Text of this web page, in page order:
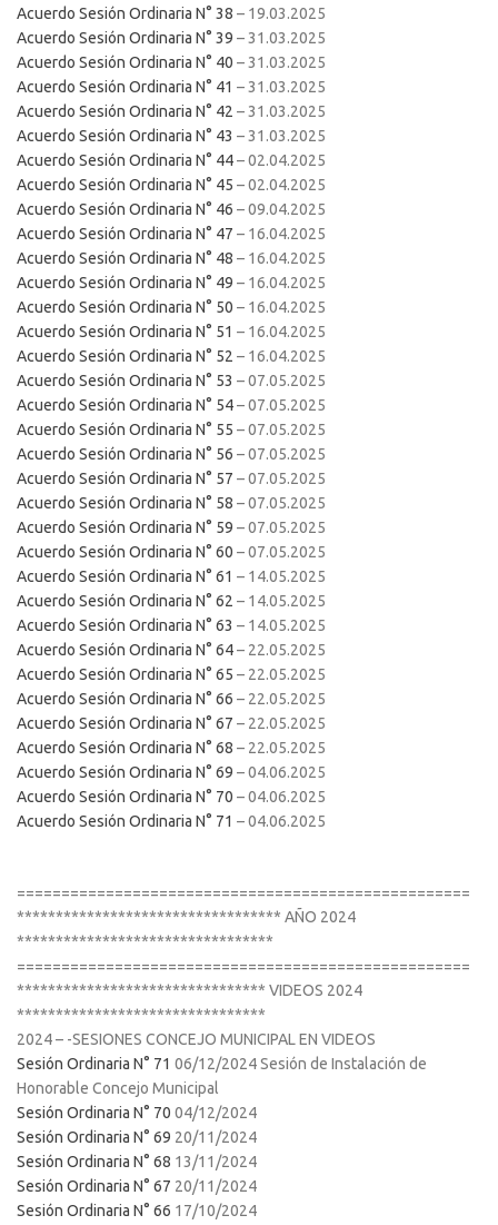
Acuerdo Sesión Ordinaria N° 38 – 19.03.2025
Acuerdo Sesión Ordinaria N° 39 – 31.03.2025
Acuerdo Sesión Ordinaria N° 40 – 31.03.2025
Acuerdo Sesión Ordinaria N° 41 – 31.03.2025
Acuerdo Sesión Ordinaria N° 42 – 31.03.2025
Acuerdo Sesión Ordinaria N° 43 – 31.03.2025
Acuerdo Sesión Ordinaria N° 44– 02.04.2025
Acuerdo Sesión Ordinaria N° 45 – 02.04.2025
Acuerdo Sesión Ordinaria N° 46 – 09.04.2025
Acuerdo Sesión Ordinaria N° 47 – 16.04.2025
Acuerdo Sesión Ordinaria N° 48 – 16.04.2025
Acuerdo Sesión Ordinaria N° 49 – 16.04.2025
Acuerdo Sesión Ordinaria N° 50 – 16.04.2025
Acuerdo Sesión Ordinaria N° 51 – 16.04.2025
Acuerdo Sesión Ordinaria N° 52 – 16.04.2025
Acuerdo Sesión Ordinaria N° 53 – 07.05.2025
Acuerdo Sesión Ordinaria N° 54– 07.05.2025
Acuerdo Sesión Ordinaria N° 55 – 07.05.2025
Acuerdo Sesión Ordinaria N° 56 – 07.05.2025
Acuerdo Sesión Ordinaria N° 57 – 07.05.2025
Acuerdo Sesión Ordinaria N° 58 – 07.05.2025
Acuerdo Sesión Ordinaria N° 59 – 07.05.2025
Acuerdo Sesión Ordinaria N° 60 – 07.05.2025
Acuerdo Sesión Ordinaria N° 61 – 14.05.2025
Acuerdo Sesión Ordinaria N° 62 – 14.05.2025
Acuerdo Sesión Ordinaria N° 63 – 14.05.2025
Acuerdo Sesión Ordinaria N° 64– 22.05.2025
Acuerdo Sesión Ordinaria N° 65 – 22.05.2025
Acuerdo Sesión Ordinaria N° 66 – 22.05.2025
Acuerdo Sesión Ordinaria N° 67 – 22.05.2025
Acuerdo Sesión Ordinaria N° 68 – 22.05.2025
Acuerdo Sesión Ordinaria N° 69 – 04.06.2025
Acuerdo Sesión Ordinaria N° 70 – 04.06.2025
Acuerdo Sesión Ordinaria N° 71 – 04.06.2025
===================================================
********************************** AÑO 2024
*********************************
===================================================
******************************** VIDEOS 2024
********************************
2024 – -SESIONES CONCEJO MUNICIPAL EN VIDEOS
Sesión Ordinaria N° 71 06/12/2024 Sesión de Instalación de
Honorable Concejo Municipal
Sesión Ordinaria N° 70 04/12/2024
Sesión Ordinaria N° 69 20/11/2024
Sesión Ordinaria N° 68 13/11/2024
Sesión Ordinaria N° 67 20/11/2024
Sesión Ordinaria N° 66 17/10/2024